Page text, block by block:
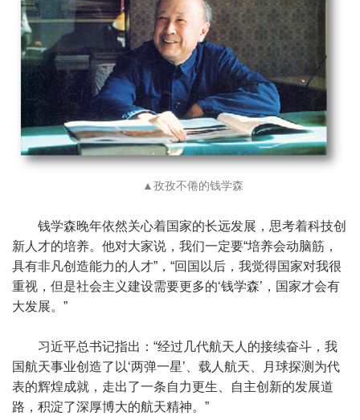
▲孜孜不倦的钱学森
钱学森晚年依然关心着国家的长远发展，思考着科技创
新人才的培养。他对大家说，我们一定要“培养会动脑筋，
具有非凡创造能力的人才”，“回国以后，我觉得国家对我很
重视，但是社会主义建设需要更多的‘钱学森’，国家才会有
大发展。”
习近平总书记指出：“经过几代航天人的接续奋斗，我
国航天事业创造了以‘两弹一星’、载人航天、月球探测为代
表的辉煌成就，走出了一条自力更生、自主创新的发展道
路，积淀了深厚博大的航天精神。”